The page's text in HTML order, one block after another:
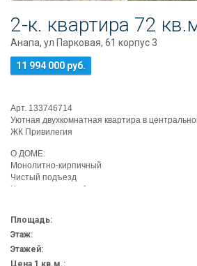
2-к. квартира 72
Анапа, ул Парковая, 61 корпус 3
11 994 000 руб.
Арт. 133746714
Уютная двухкомнатная квартира в
ЖК Привилегия
О ДОМЕ:
Монолитно-кирпичный
Чистый подъезд
Хорошие соседи, б...
Площадь:
Этаж:
Этажей:
Цена 1 кв.м.: